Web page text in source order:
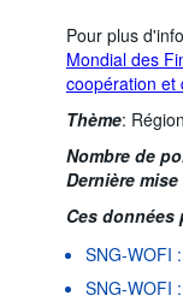
Pour plus
Mondial des
coopération et
Thème:
Nombre de
Dernière
Ces
SNG-WOFI
SNG-WOFI